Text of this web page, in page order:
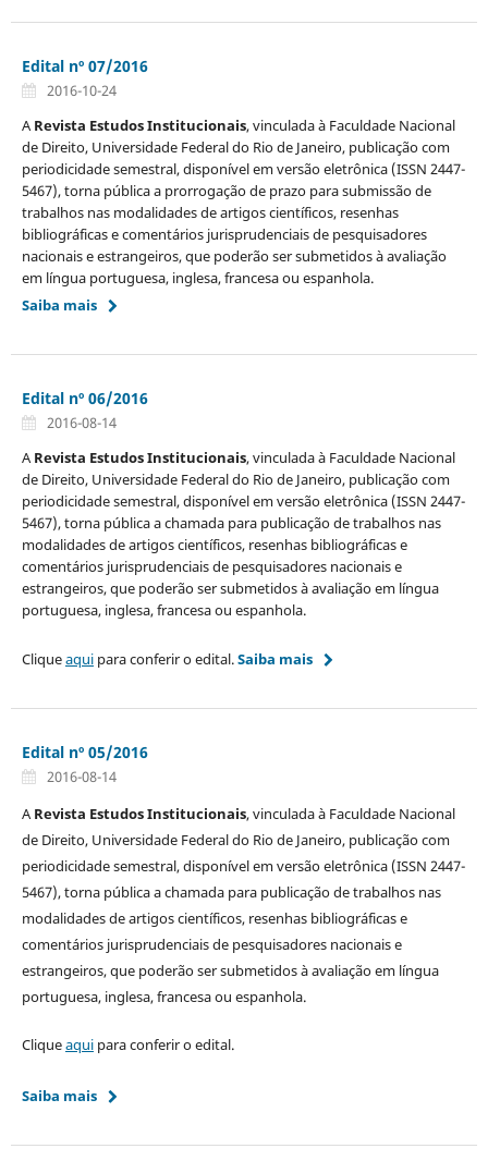
Edital nº 07/2016
2016-10-24
ARevista Estudos Institucionais, vinculada à Faculdade Nacional
de Direito, Universidade Federal do Rio de Janeiro, publicação com
periodicidade semestral, disponível em versão eletrônica (ISSN 2447-
5467), torna pública a prorrogação de prazo para submissão de
trabalhos nas modalidades de artigos científicos, resenhas
bibliográficas e comentários jurisprudenciais de pesquisadores
nacionais e estrangeiros, que poderão ser submetidos à avaliação
em língua portuguesa, inglesa, francesa ou espanhola.
Saiba mais
Edital nº 06/2016
2016-08-14
ARevista Estudos Institucionais, vinculada à Faculdade Nacional
de Direito, Universidade Federal do Rio de Janeiro, publicação com
periodicidade semestral, disponível em versão eletrônica (ISSN 2447-
5467), torna pública a chamada para publicação de trabalhos nas
modalidades de artigos científicos, resenhas bibliográficas e
comentários jurisprudenciais de pesquisadores nacionais e
estrangeiros, que poderão ser submetidos à avaliação em língua
portuguesa, inglesa, francesa ou espanhola.
Cliqueaquipara conferir o edital.Saiba mais
Edital nº 05/2016
2016-08-14
ARevista Estudos Institucionais, vinculada à Faculdade Nacional
de Direito, Universidade Federal do Rio de Janeiro, publicação com
periodicidade semestral, disponível em versão eletrônica (ISSN 2447-
5467), torna pública a chamada para publicação de trabalhos nas
modalidades de artigos científicos, resenhas bibliográficas e
comentários jurisprudenciais de pesquisadores nacionais e
estrangeiros, que poderão ser submetidos à avaliação em língua
portuguesa, inglesa, francesa ou espanhola.
Cliqueaquipara conferir o edital.
Saiba mais